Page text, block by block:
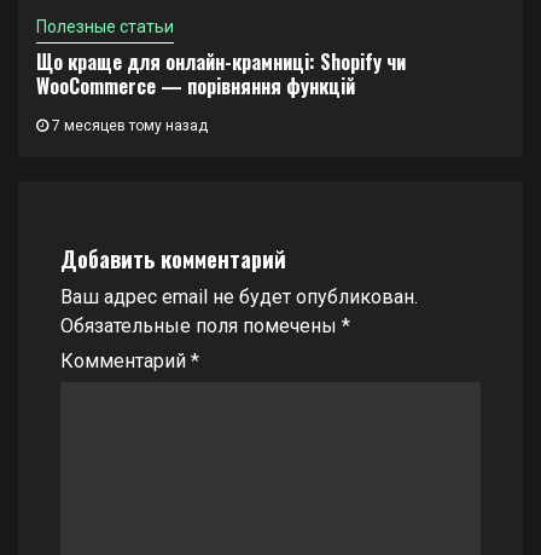
Полезные статьи
Що краще для онлайн-крамниці: Shopify чи
WooCommerce — порівняння функцій
7 месяцев тому назад
Добавить комментарий
Ваш адрес email не будет опубликован.
Обязательные поля помечены *
Комментарий *